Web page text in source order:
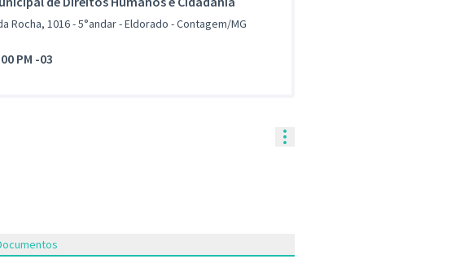
Rocha, 1016 - 5°andar - Eldorado - Contagem/MG
PM -03
Controles de recursos